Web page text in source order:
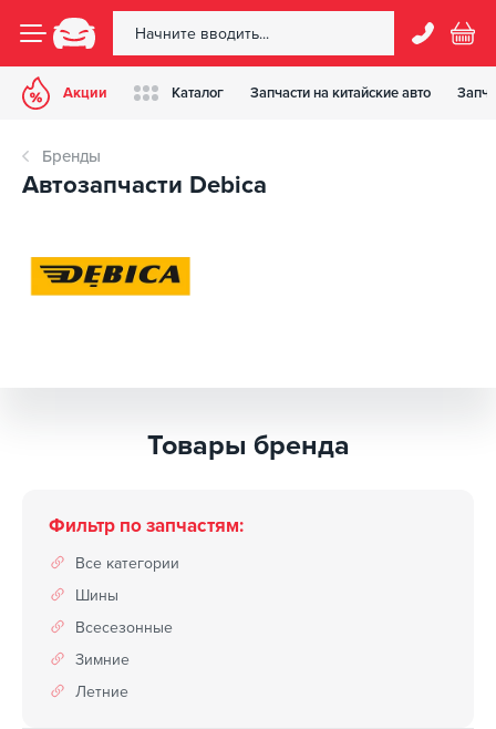
Акции Каталог Запчасти на китайские авто
Бренды
Автозапчасти Debica
Товары бренда
Фильтр по запчастям:
Все категории
Шины
Всесезонные
Зимние
Летние